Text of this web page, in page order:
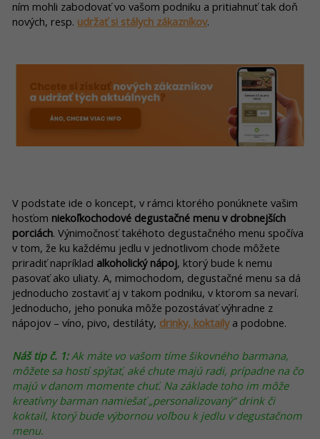
ním mohli zabodovať vo vašom podniku a pritiahnuť tak doň
nových, resp. udržať si stálych zákazníkov.
V podstate ide o koncept, v rámci ktorého ponúknete vašim
hosťom niekoľkochodové degustačné menu v drobnejších
porciách. Výnimočnosť takéhoto degustačného menu spočíva
v tom, že ku každému jedlu v jednotlivom chode môžete
priradiť napríklad alkoholický nápoj, ktorý bude k nemu
pasovať ako uliaty. A, mimochodom, degustačné menu sa dá
jednoducho zostaviť aj v takom podniku, v ktorom sa nevarí.
Jednoducho, jeho ponuka môže pozostávať výhradne z
nápojov – víno, pivo, destiláty, drinky, koktailya podobne.
Náš tip č. 1:Ak máte vo vašom tíme šikovného barmana,
môžete sa hostí spýtať, aké chute majú radi, prípadne na čo
majú v danom momente chuť. Na základe toho im môže
kreatívny barman namiešať „personalizovaný“ drink či
koktail, ktorý bude výbornou voľbou k jedlu v degustačnom
menu.